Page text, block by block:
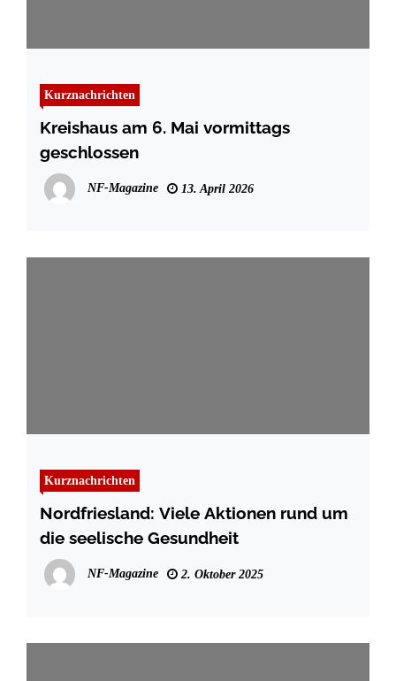
Kurznachrichten
Kreishaus am 6. Mai vormittags
geschlossen
NF-Magazine 13. April 2026
Kurznachrichten
Nordfriesland: Viele Aktionen rund um
die seelische Gesundheit
NF-Magazine 2. Oktober 2025